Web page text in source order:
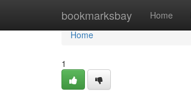
bookmarksbay Home
Home
Home
1